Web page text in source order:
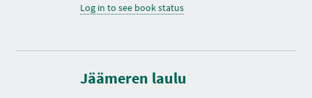
Log in to see book status
Jäämeren laulu
D
r
a